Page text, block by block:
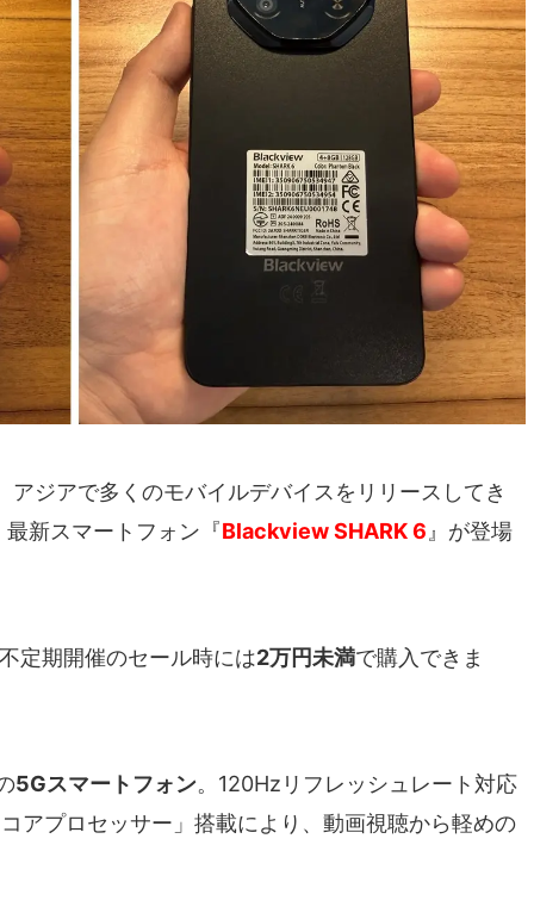
ジアで多くのモバイルデバイスをリリースしてき
最新スマートフォン『Blackview SHARK 6』が登場
定期開催のセール時には2万円未満で購入できま
5Gスマートフォン。120Hzリフレッシュレート対応
アプロセッサー」搭載により、動画視聴から軽めの